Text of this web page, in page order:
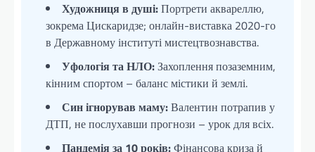
Художниця в душі:Портрети аквареллю,
зокрема Цискаридзе; онлайн-виставка 2020-го
в Державному інституті мистецтвознавства.
Уфологія та НЛО:Захоплення позаземним,
кінним спортом – баланс містики й землі.
Син ігнорував маму:Валентин потрапив у
ДТП, не послухавши прогнози – урок для всіх.
Пандемія за 10 років:Фінансова криза й